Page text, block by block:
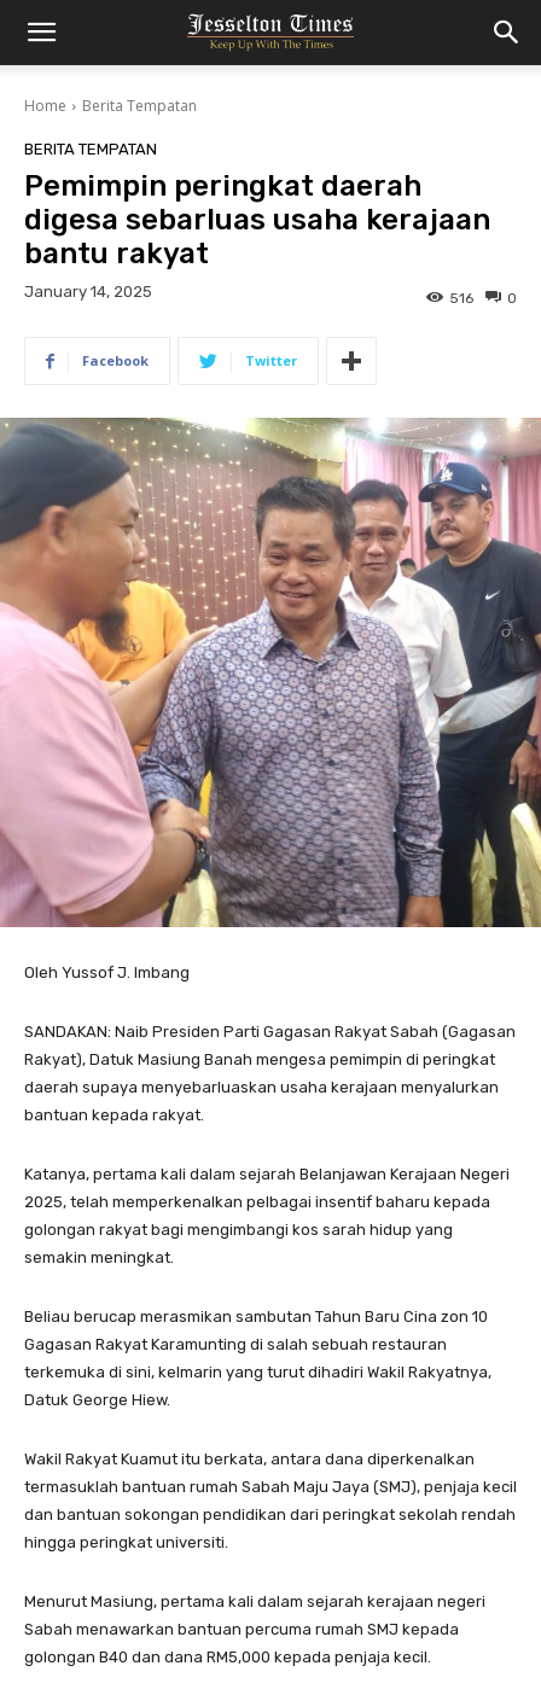
Home Berita Tempatan
BERITA TEMPATAN
Pemimpin peringkat daerah
digesa sebarluas usaha kerajaan
bantu rakyat
January 14, 2025 0
516
Facebook Twitter
Oleh Yussof J. Imbang
SANDAKAN: Naib Presiden Parti Gagasan Rakyat Sabah (Gagasan
Rakyat), Datuk Masiung Banah mengesa pemimpin di peringkat
daerah supaya menyebarluaskan usaha kerajaan menyalurkan
bantuan kepada rakyat.
Katanya, pertama kali dalam sejarah Belanjawan Kerajaan Negeri
2025, telah memperkenalkan pelbagai insentif baharu kepada
golongan rakyat bagi mengimbangi kos sarah hidup yang
semakin meningkat.
Beliau berucap merasmikan sambutan Tahun Baru Cina zon 10
Gagasan Rakyat Karamunting di salah sebuah restauran
terkemuka di sini, kelmarin yang turut dihadiri Wakil Rakyatnya,
Datuk George Hiew.
Wakil Rakyat Kuamut itu berkata, antara dana diperkenalkan
termasuklah bantuan rumah Sabah Maju Jaya (SMJ), penjaja kecil
dan bantuan sokongan pendidikan dari peringkat sekolah rendah
hingga peringkat universiti.
Menurut Masiung, pertama kali dalam sejarah kerajaan negeri
Sabah menawarkan bantuan percuma rumah SMJ kepada
golongan B40 dan dana RM5,000 kepada penjaja kecil.